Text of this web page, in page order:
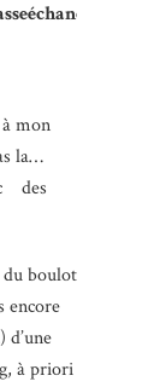
mon
la…
des
boulot
encore
à priori